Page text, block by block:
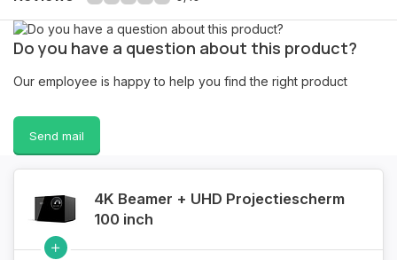
Do you have a question about this product?
Our employee is happy to help you find the right product
Send mail
4K Beamer + UHD Projectiescherm
100 inch